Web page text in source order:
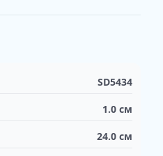
SD5434
1.0 см
24.0 см